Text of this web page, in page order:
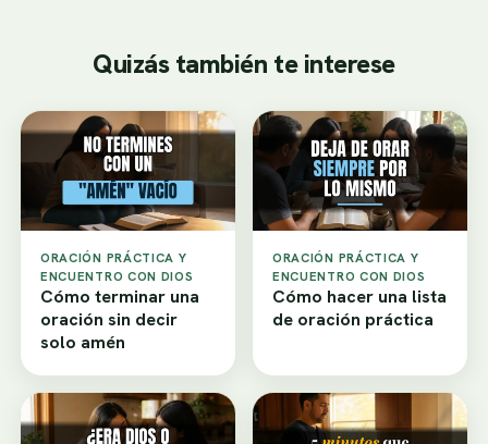
Quizás también te interese
ORACIÓN PRÁCTICA Y
ENCUENTRO CON DIOS
Cómo terminar una
oración sin decir
solo amén
ORACIÓN PRÁCTICA Y
ENCUENTRO CON DIOS
Cómo hacer una lista
de oración práctica